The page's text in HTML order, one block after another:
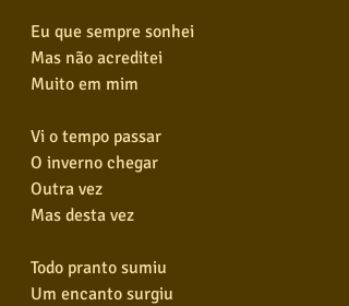
Eu que sempre sonhei
Mas não acreditei
Muito em mim
Vi o tempo passar
O inverno chegar
Outra vez
Mas desta vez
Todo pranto sumiu
Um encanto surgiu